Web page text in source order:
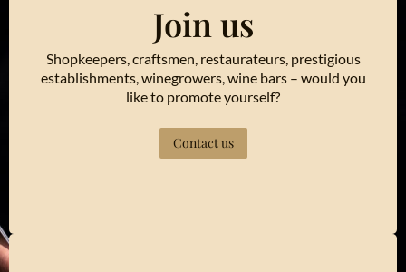
Join us
Shopkeepers, craftsmen, restaurateurs, prestigious
establishments, winegrowers, wine bars – would you
like to promote yourself?
Contact us